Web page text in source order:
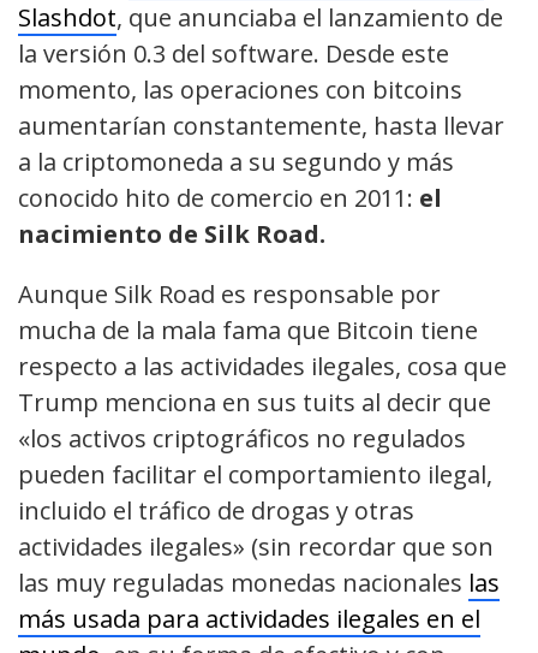
Slashdot, que anunciaba el lanzamiento de
la versión 0.3 del software. Desde este
momento, las operaciones con bitcoins
aumentarían constantemente, hasta llevar
a la criptomoneda a su segundo y más
conocido hito de comercio en 2011: el
nacimiento de Silk Road.
Aunque Silk Road es responsable por
mucha de la mala fama que Bitcoin tiene
respecto a las actividades ilegales, cosa que
Trump menciona en sus tuits al decir que
«los activos criptográficos no regulados
pueden facilitar el comportamiento ilegal,
incluido el tráfico de drogas y otras
actividades ilegales» (sin recordar que son
las muy reguladas monedas nacionales las
más usada para actividades ilegales en el